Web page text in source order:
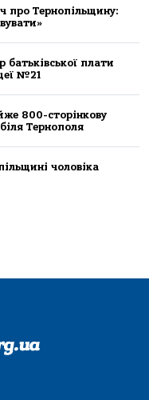
про Тернопільщину:
батьківської плати
№21
800-сторінкову
Тернополя
чоловіка